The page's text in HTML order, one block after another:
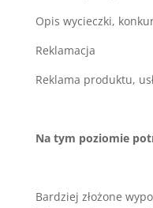
Opis wycieczki,
Reklamacja
Reklama produktu,
Na tym poziomie
Bardziej złożone